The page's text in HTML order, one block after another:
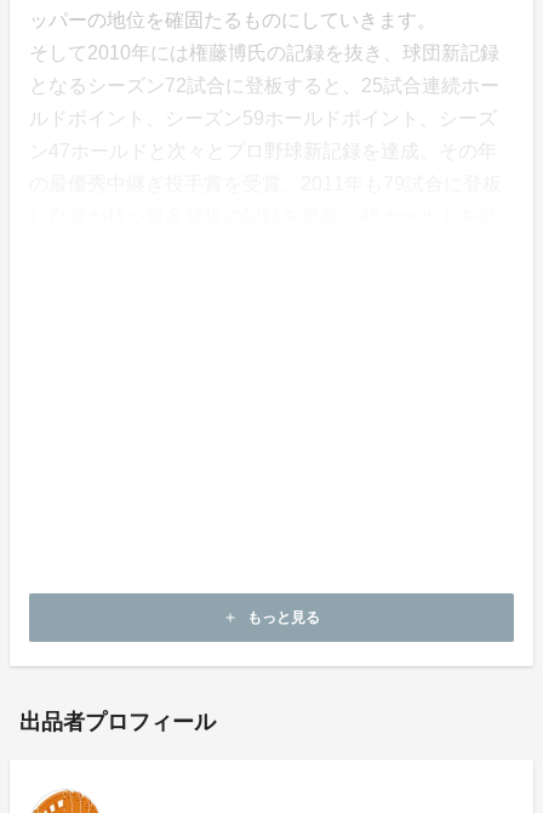
ッパーの地位を確固たるものにしていきます。
そして2010年には権藤博氏の記録を抜き、球団新記録
となるシーズン72試合に登板すると、25試合連続ホー
ルドポイント、シーズン59ホールドポイント、シーズ
ン47ホールドと次々とプロ野球新記録を達成。その年
浅尾拓也投手特設サイトはこちら
add もっと見る
出品者プロフィール